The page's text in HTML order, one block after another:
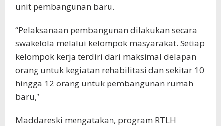
unit pembangunan baru.
“Pelaksanaan pembangunan dilakukan secara
swakelola melalui kelompok masyarakat. Setiap
kelompok kerja terdiri dari maksimal delapan
orang untuk kegiatan rehabilitasi dan sekitar 10
hingga 12 orang untuk pembangunan rumah
baru,”
Maddareski mengatakan, program RTLH